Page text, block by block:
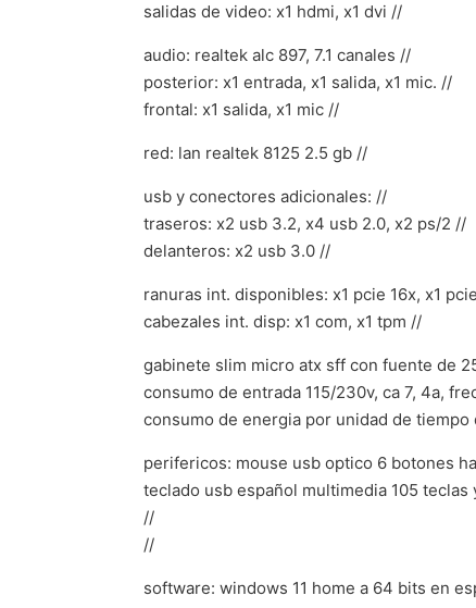
salidas de video: x1 hdmi, x1 dvi //
audio: realtek alc 897, 7.1 canales //
posterior: x1 entrada, x1 salida, x1 mic. //
frontal: x1 salida, x1 mic //
red: lan realtek 8125 2.5 gb //
usb y conectores adicionales: //
traseros: x2 usb 3.2, x4 usb 2.0, x2 ps/2 //
delanteros: x2 usb 3.0 //
ranuras int. disponibles: x1 pcie 16x, x1
cabezales int. disp: x1 com, x1 tpm //
gabinete slim micro atx sff con fuente de
consumo de entrada 115/230v, ca 7, 4a,
consumo de energia por unidad de
perifericos: mouse usb optico 6 botones
teclado usb español multimedia 105
//
//
software: windows 11 home a 64 bits en